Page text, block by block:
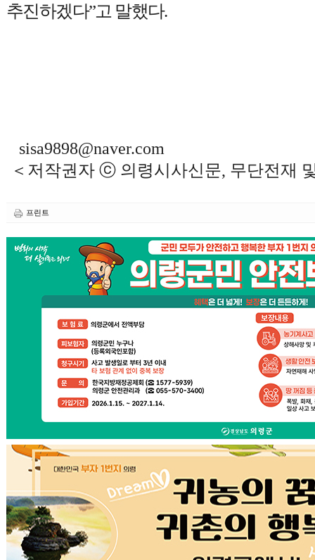
추진하겠다”고 말했다.
sisa9898@naver.com
＜저작권자 ⓒ 의령시사신문, 무단전재
프린트